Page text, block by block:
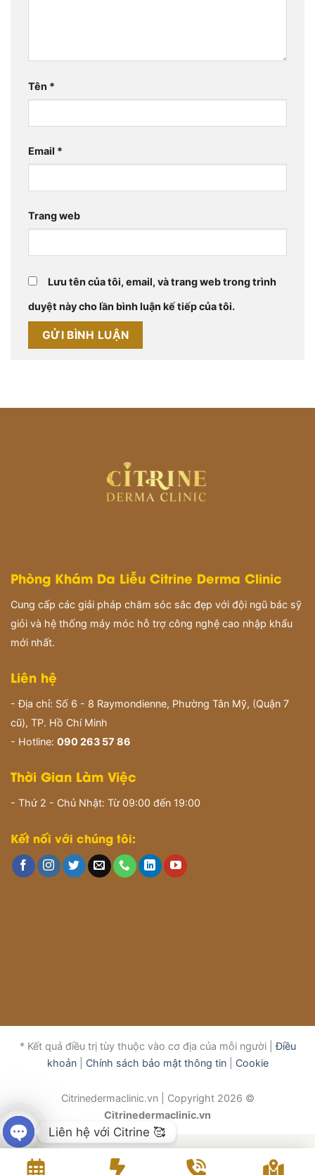
Tên *
Email *
Trang web
Lưu tên của tôi, email, và trang web trong trình
duyệt này cho lần bình luận kế tiếp của tôi.
Phòng Khám Da Liễu Citrine Derma Clinic
Cung cấp các giải pháp chăm sóc sắc đẹp với đội ngũ bác sỹ
giỏi và hệ thống máy móc hỗ trợ công nghệ cao nhập khẩu
mới nhất.
Liên hệ
- Địa chỉ: Số 6 - 8 Raymondienne, Phường Tân Mỹ, (Quận 7
cũ), TP. Hồ Chí Minh
- Hotline: 090 263 57 86
Thời Gian Làm Việc
- Thứ 2 - Chủ Nhật: Từ 09:00 đến 19:00
Kết nối với chúng tôi:
* Kết quả điều trị tùy thuộc vào cơ địa của mỗi người |Điều
khoản| Chính sách bảo mật thông tin| Cookie
Citrinedermaclinic.vn | Copyright 2026 ©
Citrinedermaclinic.vn
Liên hệ với Citrine 🥰
OPEN